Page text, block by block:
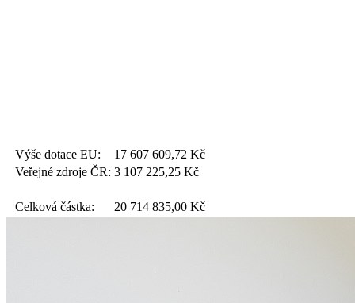
Výše dotace EU: 17 607 609,72 Kč
Veřejné zdroje ČR: 3 107 225,25 Kč
Celková částka: 20 714 835,00 Kč